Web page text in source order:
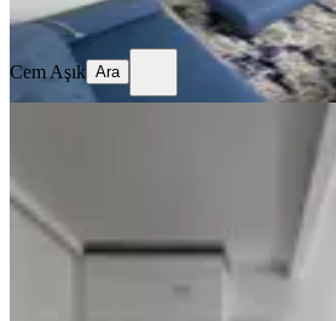
Ara
Cem Aşık Ara
Çarşı Merkez'de
Merkez, Pirimehmet
1+1·40 m² 5. Kat
1.890.000 ₺